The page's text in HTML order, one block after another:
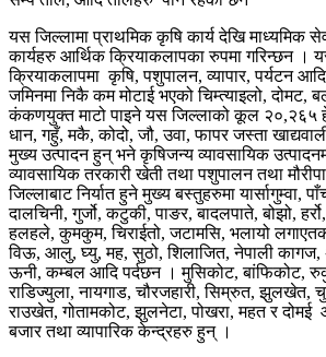
यस जिल्लामा प्राथमिक कृषि कार्य देखि माध्यमिक
कार्यहरु आर्थिक क्रियाकलापका रुपमा गरिन्छन ।
क्रियाकलापमा कृषि, पशुपालन, व्यापार, पर्यटन
जमिनमा निकै कम मोटाई भएको चिम्त्याइलो, दोमट,
कंकणयुक्त माटो पाइने यस जिल्लाको कूल २०,२६५
धान, गहुँ, मकै, कोदो, जौ, उवा, फापर जस्ता
मुख्य उत्पादन हुन् भने कृषिजन्य व्यावसायिक
व्यावसायिक तरकारी खेती तथा पशुपालन तथा
जिल्लाबाट निर्यात हुने मुख्य बस्तुहरुमा यार्सागुम्वा,
दालचिनी, गुर्जो, कटुकी, पाङर, बादलपाते, बोझो,
हलहले, कुमकुम, चिराईतो, जटामसि, भलायो
विऊ, आलु, घ्यु, मह, सुठो, शिलाजित, नेपाली कागज,
ऊनी, कम्बल आदि पर्दछन । मुसिकोट, बांफिकोट,
राडिज्युला, नायगाड, चौरजहारी, सिम्रुत, झुलखेत,
राउखेत, गोतामकोट, झुलनेटा, पोखरा, महत र
बजार तथा व्यापारिक केन्द्रहरु हुन् ।